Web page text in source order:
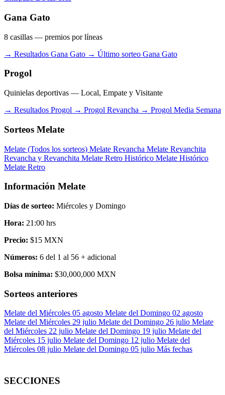
Gana Gato
8 casillas — premios por líneas
→ Resultados Gana Gato → Último sorteo Gana Gato
Progol
Quinielas deportivas — Local, Empate y Visitante
→ Resultados Progol → Progol Revancha → Progol Media Semana
Sorteos Melate
Melate (Todos los sorteos) Melate Revancha Melate Revanchita
Revancha y Revanchita Melate Retro Histórico Melate Histórico
Melate Retro
Información Melate
Días de sorteo: Miércoles y Domingo
Hora: 21:00 hrs
Precio: $15 MXN
Números: 6 del 1 al 56 + adicional
Bolsa mínima: $30,000,000 MXN
Sorteos anteriores
Melate del Miércoles 05 agosto Melate del Domingo 02 agosto
Melate del Miércoles 29 julio Melate del Domingo 26 julio Melate
del Miércoles 22 julio Melate del Domingo 19 julio Melate del
Miércoles 15 julio Melate del Domingo 12 julio Melate del
Miércoles 08 julio Melate del Domingo 05 julio Más fechas
SECCIONES